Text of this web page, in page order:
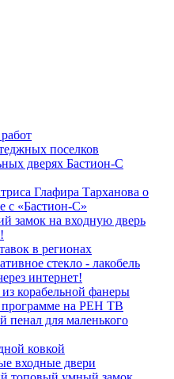
поселков
дверях Бастион-С
Глафира Тарханова о
с «Бастион-С»
замок на входную дверь
в регионах
стекло - лакобель
интернет!
корабельной фанеры
на РЕН ТВ
для маленького
ковкой
входные двери